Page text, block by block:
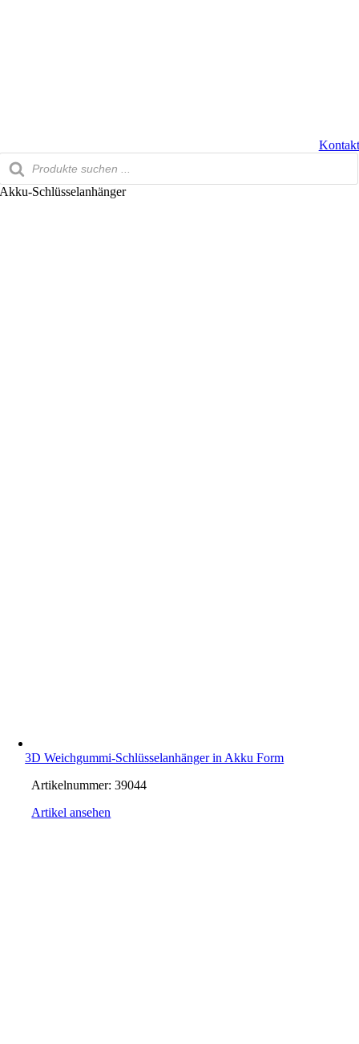
Kontakt
Products
search
Akku-Schlüsselanhänger
3D Weichgummi-Schlüsselanhänger in Akku Form
Artikelnummer:39044
Artikel ansehen